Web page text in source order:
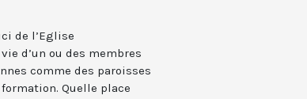
de l’Eglise
d’un ou des membres
comme des paroisses
Quelle place